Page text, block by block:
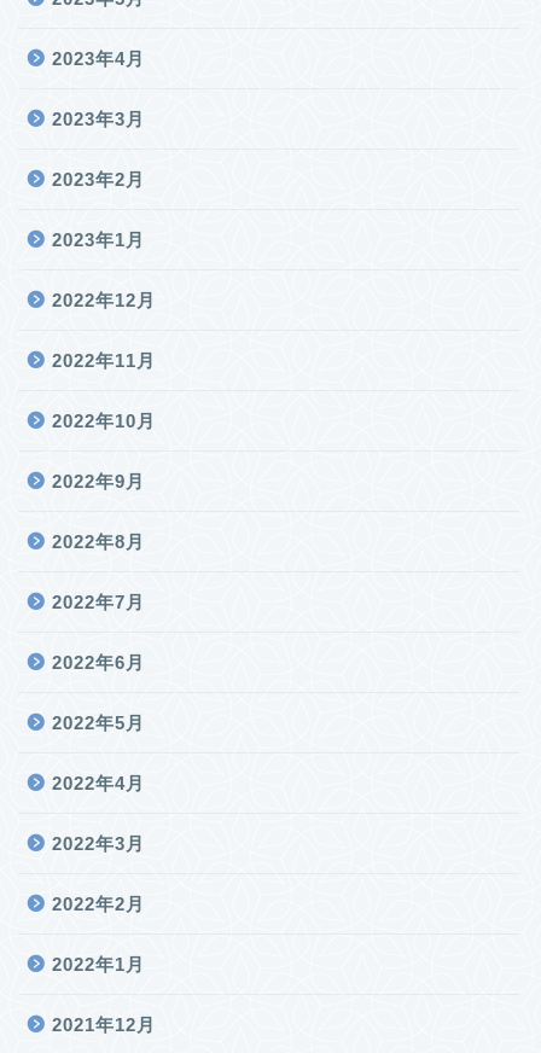
2023年4月
2023年3月
2023年2月
2023年1月
2022年12月
2022年11月
2022年10月
2022年9月
2022年8月
2022年7月
2022年6月
2022年5月
2022年4月
2022年3月
2022年2月
2022年1月
2021年12月